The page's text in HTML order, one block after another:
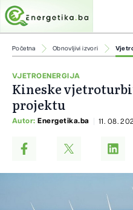
Početna Obnovljivi izvori
VJETROENERGIJA
Kineske
projektu
Autor: Energetika.ba 11. 08.